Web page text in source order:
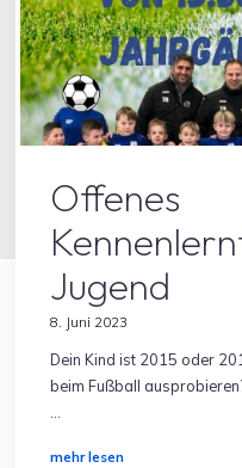
Offenes
Jugend
8. Juni 2023
Dein Kind ist 2015 oder
beim Fußball
…
mehr lesen"Offenes